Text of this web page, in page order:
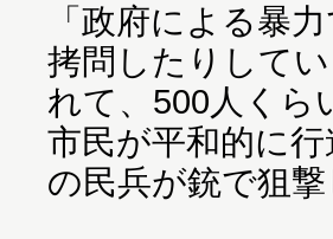
「政府による暴
拷問したりして
れて、500人くら
市民が平和的に
の民兵が銃で狙